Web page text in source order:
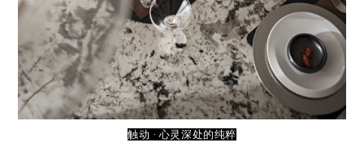
触动 · 心灵深处的纯粹